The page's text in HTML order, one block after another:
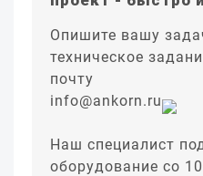
Опишите вашу
техническое
почту
info@ankorn.ru
Наш специалист
оборудование со